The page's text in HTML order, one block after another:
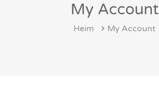
My Account
Heim My Account